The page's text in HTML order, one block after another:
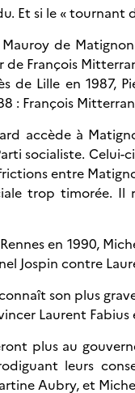
Et si le « tournant
de
François
de Lille en 1987,
: François
accède à
socialiste. Celui-
entre
trop timorée. Il
en 1990,
Jospin contre
son plus
Laurent
plus au
leurs
Aubry, et